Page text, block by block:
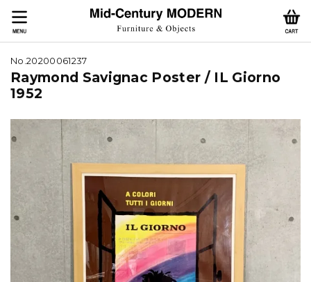
No.20200061237
Raymond Savignac Poster / IL Giorno
1952